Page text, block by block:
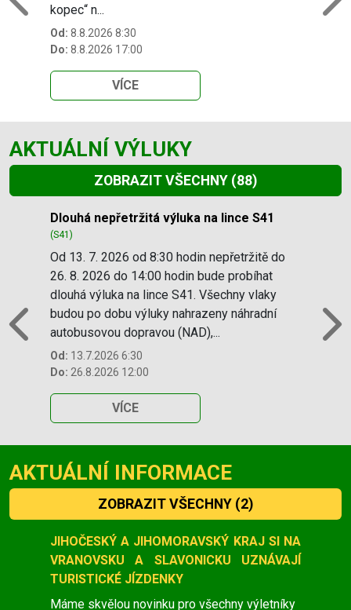
kopec“ n...
Od: 8.8.2026 8:30
Do: 8.8.2026 17:00
VÍCE
Previous
AKTUÁLNÍ VÝLUKY
ZOBRAZIT VŠECHNY (88)
Slide 1 of 88
Dlouhá nepřetržitá výluka na lince S41
(S41)
Od 13. 7. 2026 od 8:30 hodin nepřetržitě do
26. 8. 2026 do 14:00 hodin bude probíhat
dlouhá výluka na lince S41. Všechny vlaky
budou po dobu výluky nahrazeny náhradní
autobusovou dopravou (NAD),...
Od: 13.7.2026 6:30
Do: 26.8.2026 12:00
VÍCE
Previous
AKTUÁLNÍ INFORMACE
ZOBRAZIT VŠECHNY (2)
Slide 1 of 2
JIHOČESKÝ A JIHOMORAVSKÝ KRAJ SI NA
VRANOVSKU A SLAVONICKU UZNÁVAJÍ
TURISTICKÉ JÍZDENKY
Máme skvělou novinku pro všechny výletníky